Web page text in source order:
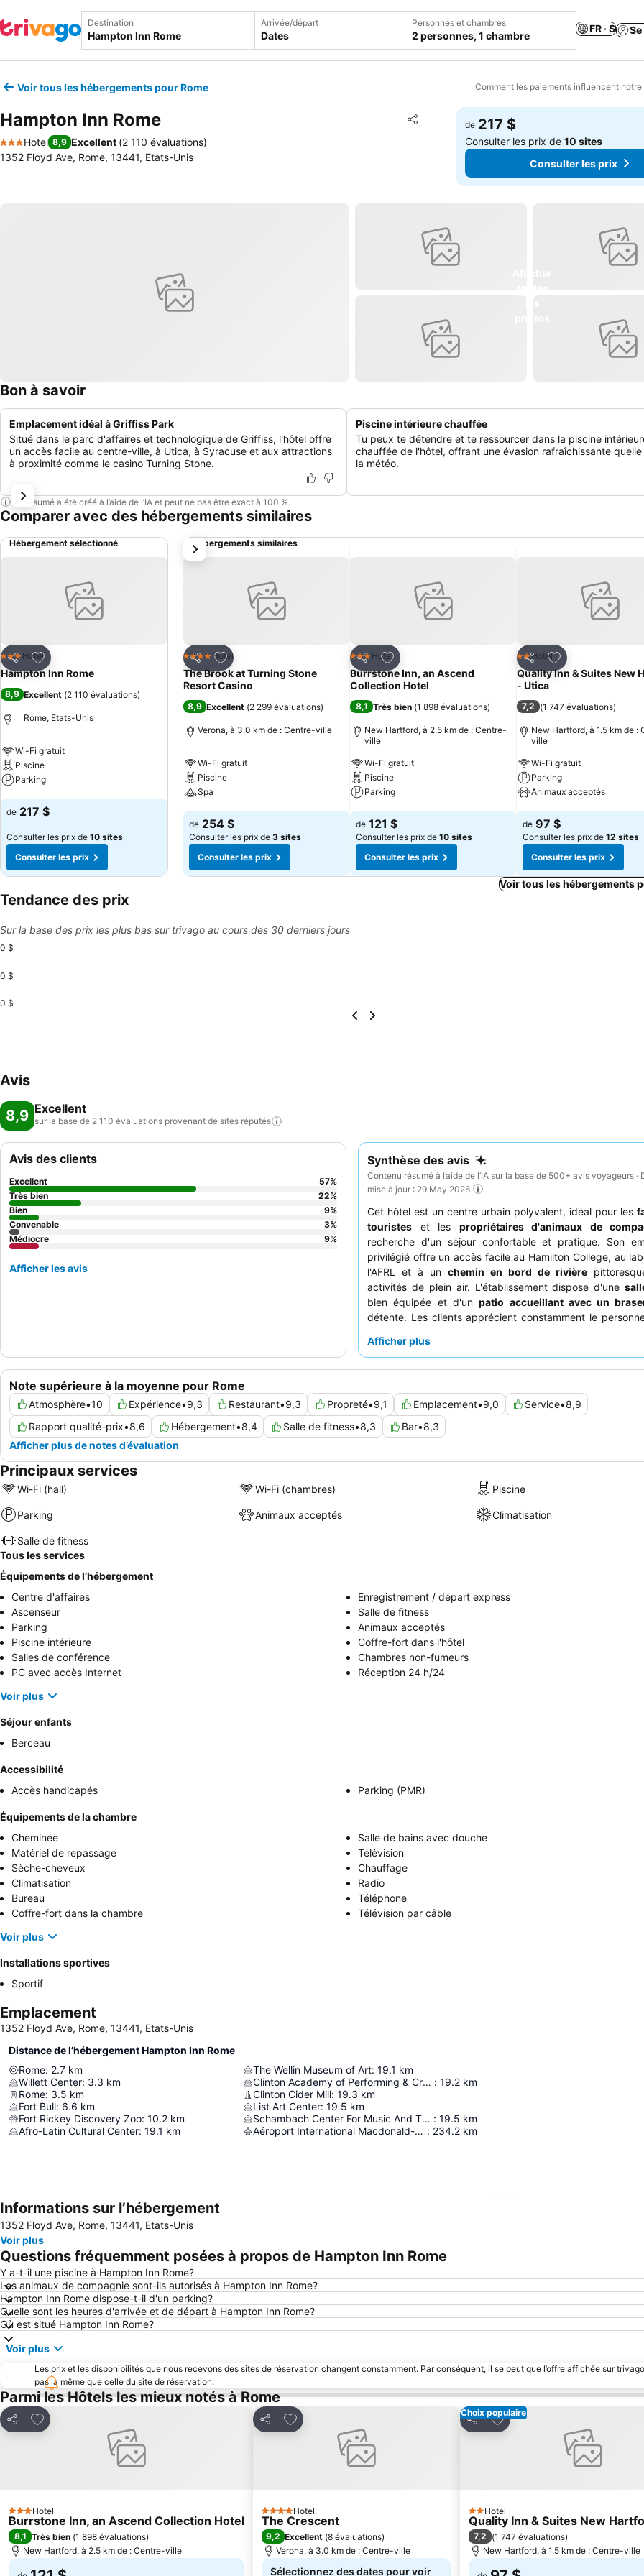
Destination Arrivée/départ
Dates
Personnes et chambres
2 personnes, 1 chambre
FR · $
Voir tous les hébergements pour Rome Comment les paiements influencent
Hampton Inn Rome Partager
Ajouter à mes favoris
3 Étoiles
Hotel 8,9 Excellent (2 110 évaluations)
1352 Floyd Ave, Rome, 13441, Etats-Unis
de 217 $
Consulter les prix de10 sites
Consulter les prix
Bon à savoir
Emplacement idéal à Griffiss Park
Situé dans le parc d'affaires et technologique de Griffiss, l'hôtel offre
un accès facile au centre-ville, à Utica, à Syracuse et aux attractions
à proximité comme le casino Turning Stone.
Piscine intérieure chauffée
Tu peux te détendre et te ressourcer dans la piscine
chauffée de l'hôtel, offrant une évasion rafraîchissante
la météo.
Ce résumé a été créé à l’aide de l’IA et peut ne pas être exact à 100 %.
Comparer avec des hébergements similaires
Hébergement sélectionné
Partager
Ajouter à mes favoris
3 ÉtoilesHotel
Hampton Inn Rome
8,9 Excellent (2 110 évaluations)
Rome, Etats-Unis
Wi-Fi gratuit
Piscine
Parking
Consulter les prix
de 217 $
Consulter les prix de 10 sites
Consulter les prix
Hébergements similaires
Partager
Ajouter à mes favoris
4 ÉtoilesHotel
The Brook at Turning Stone
Resort Casino
8,9 Excellent (2 299 évaluations)
Verona, à 3.0 km de : Centre-ville
Wi-Fi gratuit
Piscine
Spa
Consulter les prix
de 254 $
Consulter les prix de 3 sites
Consulter les prix
Partager
Ajouter à mes favoris
3 ÉtoilesHotel
Burrstone Inn, an Ascend
Collection Hotel
8,1 Très bien (1 898 évaluations)
New Hartford, à 2.5 km de : Centre-
ville
Wi-Fi gratuit
Piscine
Parking
Consulter les prix
de 121 $
Consulter les prix de 10 sites
Consulter les prix
Partager
Ajouter à mes
2 Étoiles
Hotel
Quality Inn & Suites New
- Utica
7,2 (1 747 évaluations)
New Hartford, à 1.5 km de :
ville
Wi-Fi gratuit
Parking
Animaux acceptés
Consulter les prix
de 97 $
Consulter les prix de 12 sites
Consulter les prix
suivant
Voir tous les hébergements
Tendance des prix
Sur la base des prix les plus bas sur trivago au cours des 30 derniers jours
0 $
0 $
0 $
Avis
8,9 Excellent
sur la base de 2 110 évaluations provenant de sites réputés
Synthèse des avis
Contenu résumé à l’aide de l’IA sur la base de 500+ avis voyageurs ·
mise à jour : 29 May 2026
Cet hôtel est un centre urbain polyvalent, idéal pour les
touristes et les propriétaires d'animaux de
recherche d'un séjour confortable et pratique. Son
privilégié offre un accès facile au Hamilton College, au
l'AFRL et à un chemin en bord de rivière
activités de plein air. L'établissement dispose d'une
bien équipée et d'unpatio accueillant avec un
détente. Les clients apprécient constamment le
qualité. Pour une expérience vraiment relaxante,
Afficher plus
Note supérieure à la moyenne pour Rome
Atmosphère•10 Expérience•9,3 Restaurant•9,3 Propreté•9,1 Emplacement•9,0 Service•8,9
Rapport qualité-prix•8,6 Hébergement•8,4 Salle de fitness•8,3 Bar•8,3
Afficher plus de notes d’évaluation
Avis des clients
Excellent 57%
Très bien
22%
Bien
9%
Convenable
3%
Médiocre
9%
Afficher les avis
Principaux services
Wi-Fi (hall) Wi-Fi (chambres) Piscine
Parking Animaux acceptés Climatisation
Salle de fitness
Tous les services
Équipements de l’hébergement
Centre d'affaires
Enregistrement / départ express
Ascenseur
Salle de fitness
Parking
Animaux acceptés
Piscine intérieure
Coffre-fort dans l'hôtel
Salles de conférence
Chambres non-fumeurs
PC avec accès Internet
Réception 24 h/24
Voir plus
Séjour enfants
Berceau
Accessibilité
Accès handicapés
Parking (PMR)
Équipements de la chambre
Cheminée
Salle de bains avec douche
Matériel de repassage
Télévision
Sèche-cheveux
Chauffage
Climatisation
Radio
Bureau
Téléphone
Coffre-fort dans la chambre
Télévision par câble
Voir plus
Installations sportives
Sportif
Emplacement
1352 Floyd Ave, Rome, 13441, Etats-Unis
Distance de l’hébergement Hampton Inn Rome
Rome: 2.7 km
Willett Center: 3.3 km
Rome: 3.5 km
Fort Bull: 6.6 km
Fort Rickey Discovery Zoo: 10.2 km
Afro-Latin Cultural Center: 19.1 km
The Wellin Museum of Art: 19.1 km
Clinton Academy of Performing & Creative Arts : 19.2 km
Clinton Cider Mill: 19.3 km
List Art Center: 19.5 km
Schambach Center For Music And The Performing Arts : 19.5 km
Aéroport International Macdonald-Cartier : 234.2 km
Informations sur l’hébergement
1352 Floyd Ave, Rome, 13441, Etats-Unis
Voir plus
Questions fréquemment posées à propos de Hampton Inn Rome
Y a-t-il une piscine à Hampton Inn Rome?
Les animaux de compagnie sont-ils autorisés à Hampton Inn Rome?
Hampton Inn Rome dispose-t-il d'un parking?
Quelle sont les heures d'arrivée et de départ à Hampton Inn Rome?
Où est situé Hampton Inn Rome?
Voir plus
Les prix et les disponibilités que nous recevons des sites de réservation changent constamment. Par conséquent, il se peut que l’offre affichée sur
pas la même que celle du site de réservation.
Parmi les Hôtels les mieux notés à Rome
Partager
Ajouter à mes favoris
3 Étoiles
Hotel
Burrstone Inn, an Ascend Collection Hotel
8,1 Très bien (1 898 évaluations)
New Hartford, à 2.5 km de : Centre-ville
Partager
Ajouter à mes favoris
4 ÉtoilesHotel
The Crescent
9,2 Excellent (8 évaluations)
Verona, à 3.0 km de : Centre-ville
Sélectionnez des dates pour voir
Choix populaire
Partager
Ajouter à mes favoris
2 Étoiles
Hotel
Quality Inn & Suites New
7,2 (1 747 évaluations)
New Hartford, à 1.5 km de : Centre-ville